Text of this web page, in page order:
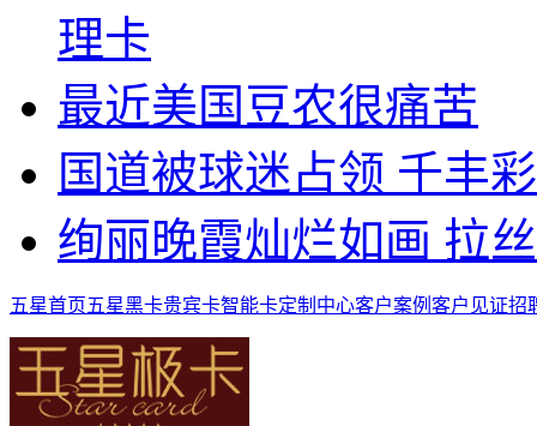
理卡
最近美国豆农很痛苦
国道被球迷占领 千丰
绚丽晚霞灿烂如画 拉
五星首页五星黑卡贵宾卡智能卡定制中心客户案例 客户见证招